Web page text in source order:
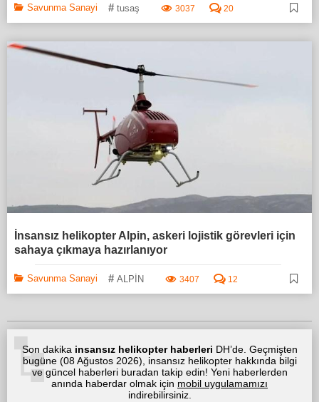
Savunma Sanayi # tusaş 3037 20
İnsansız helikopter Alpin, askeri lojistik görevleri için
sahaya çıkmaya hazırlanıyor
Savunma Sanayi # ALPİN 3407 12
Son dakika insansız helikopter haberleri DH’de. Geçmişten
bugüne (08 Ağustos 2026), insansız helikopter hakkında bilgi
ve güncel haberleri buradan takip edin! Yeni haberlerden
anında haberdar olmak için mobil uygulamamızı
indirebilirsiniz.